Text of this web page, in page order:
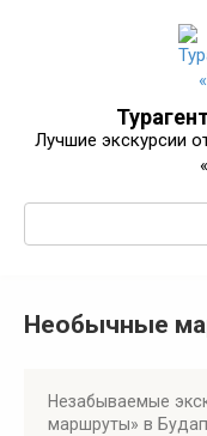
Лучшие экскурсии
Необычные
Незабываемые
маршруты» в